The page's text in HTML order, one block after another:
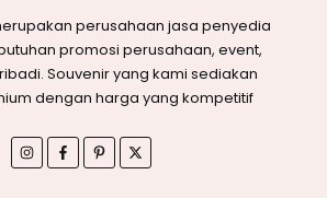
perusahaan jasa penyedia
promosi perusahaan, event,
Souvenir yang kami sediakan
dengan harga yang kompetitif